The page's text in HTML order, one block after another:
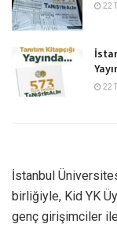
22
22
İstanbul
birliğiyle, Kid YK
genç girişimciler